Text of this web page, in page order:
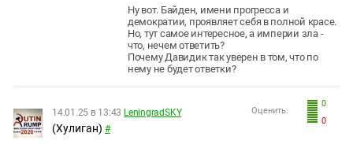
Ну вот. Байден, имени прогресса и
демократии, проявляет себя в полной красе.
Но, тут самое интересное, а империи зла -
что, нечем ответить?
Почему Давидик так уверен в том, что по
нему не будет ответки?
0
0
Оценить:
14.01.25 в 13:43 LeningradSKY
(Хулиган) #